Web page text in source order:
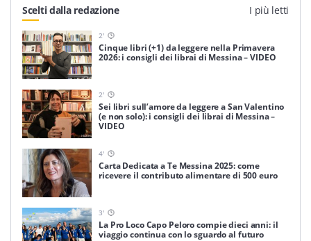
Iscriviti
Scelti dalla redazione I più letti
2'
Cinque libri (+1) da leggere nella Primavera
2026: i consigli dei librai di Messina – VIDEO
2'
Sei libri sull’amore da leggere a San Valentino
(e non solo): i consigli dei librai di Messina –
VIDEO
4'
Carta Dedicata a Te Messina 2025: come
ricevere il contributo alimentare di 500 euro
3'
La Pro Loco Capo Peloro compie dieci anni: il
viaggio continua con lo sguardo al futuro